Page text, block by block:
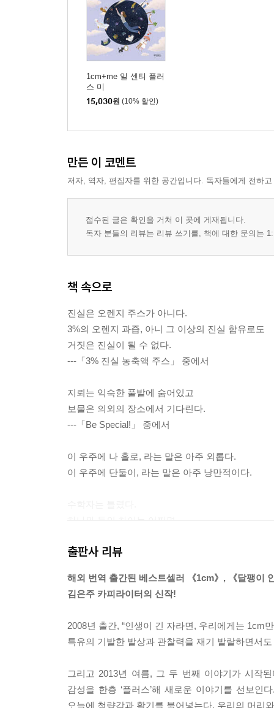
1cm+me 일 센티 플러
스 미
15,030원 (10% 할인)
만든 이 코멘트
저자, 역자, 편집자를 위한 공간입니다. 독자들에게 전하
접수된 글은 확인을 거쳐 이 곳에 게재됩니다.
독자 분들의 리뷰는 리뷰 쓰기를, 책에 대한 문의는
책 속으로
진실은 오렌지 주스가 아니다.
3%의 오렌지 과즙, 아니 그 이상의 진실 함유로도
거짓은 진실이 될 수 없다.
---「3% 진실 농축액 주스」 중에서
지뢰는 익숙한 풀밭에 숨어있고
보물은 의외의 장소에서 기다린다.
---「Be Special!」 중에서
이 우주에 나 홀로, 라는 말은 아주 외롭다.
이 우주에 단둘이, 라는 말은 아주 낭만적이다.
하나와 둘의 차이는 어쩌면
---「1 or 2」 중에서
당신이 사람들에게 위로 받는 건
지금의 눈물 때문이 아니라
---「위로의 재료」 중에서
‘을’이 아닌 행동이다.
---「꿈( )이루다」 중에서
출판사 리뷰
해외 번역 출간된 베스트셀러 《1cm》, 《달팽이
김은주 카피라이터의 신작!
2008년 출간, “인생이 긴 자라면, 우리에게는 1cm
특유의 기발한 발상과 관찰력을 재기 발랄하면서
그리고 2013년 여름, 그 두 번째 이야기가 시작
감성을 한층 ‘플러스’해 새로운 이야기를 선보
오늘에 청량감과 활기를 불어넣는다. 우리의 머리